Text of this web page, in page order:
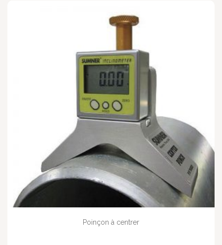
Poinçon à centrer